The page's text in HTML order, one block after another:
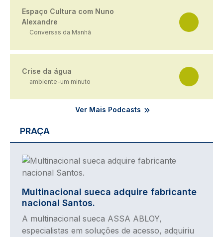
Espaço Cultura com Nuno
Alexandre
Conversas da Manhã
Crise da água
ambiente-um minuto
Ver Mais Podcasts
PRAÇA
Imagem
Multinacional sueca adquire fabricante
nacional Santos.
A multinacional sueca ASSA ABLOY,
especialistas em soluções de acesso, adquiriu